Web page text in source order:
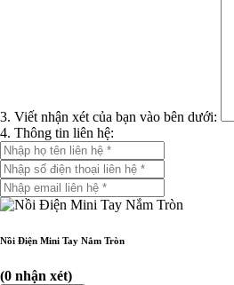
3. Viết nhận xét của bạn vào bên dưới:
4. Thông tin liên hệ:
Nồi Điện Mini Tay Nắm Tròn
(0 nhận xét)